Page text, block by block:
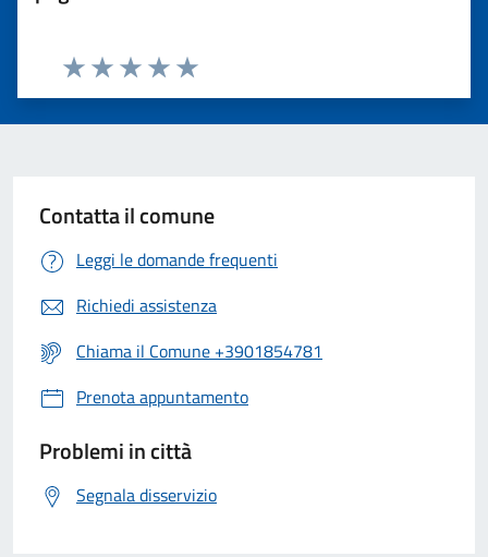
Valuta 5 stelle su 5
Valuta 4 stelle su 5
Valuta 3 stelle su 5
Valuta 2 stelle su 5
Valuta 1 stelle su 5
Contatta il comune
Leggi le domande frequenti
Richiedi assistenza
Chiama il Comune +3901854781
Prenota appuntamento
Problemi in città
Segnala disservizio